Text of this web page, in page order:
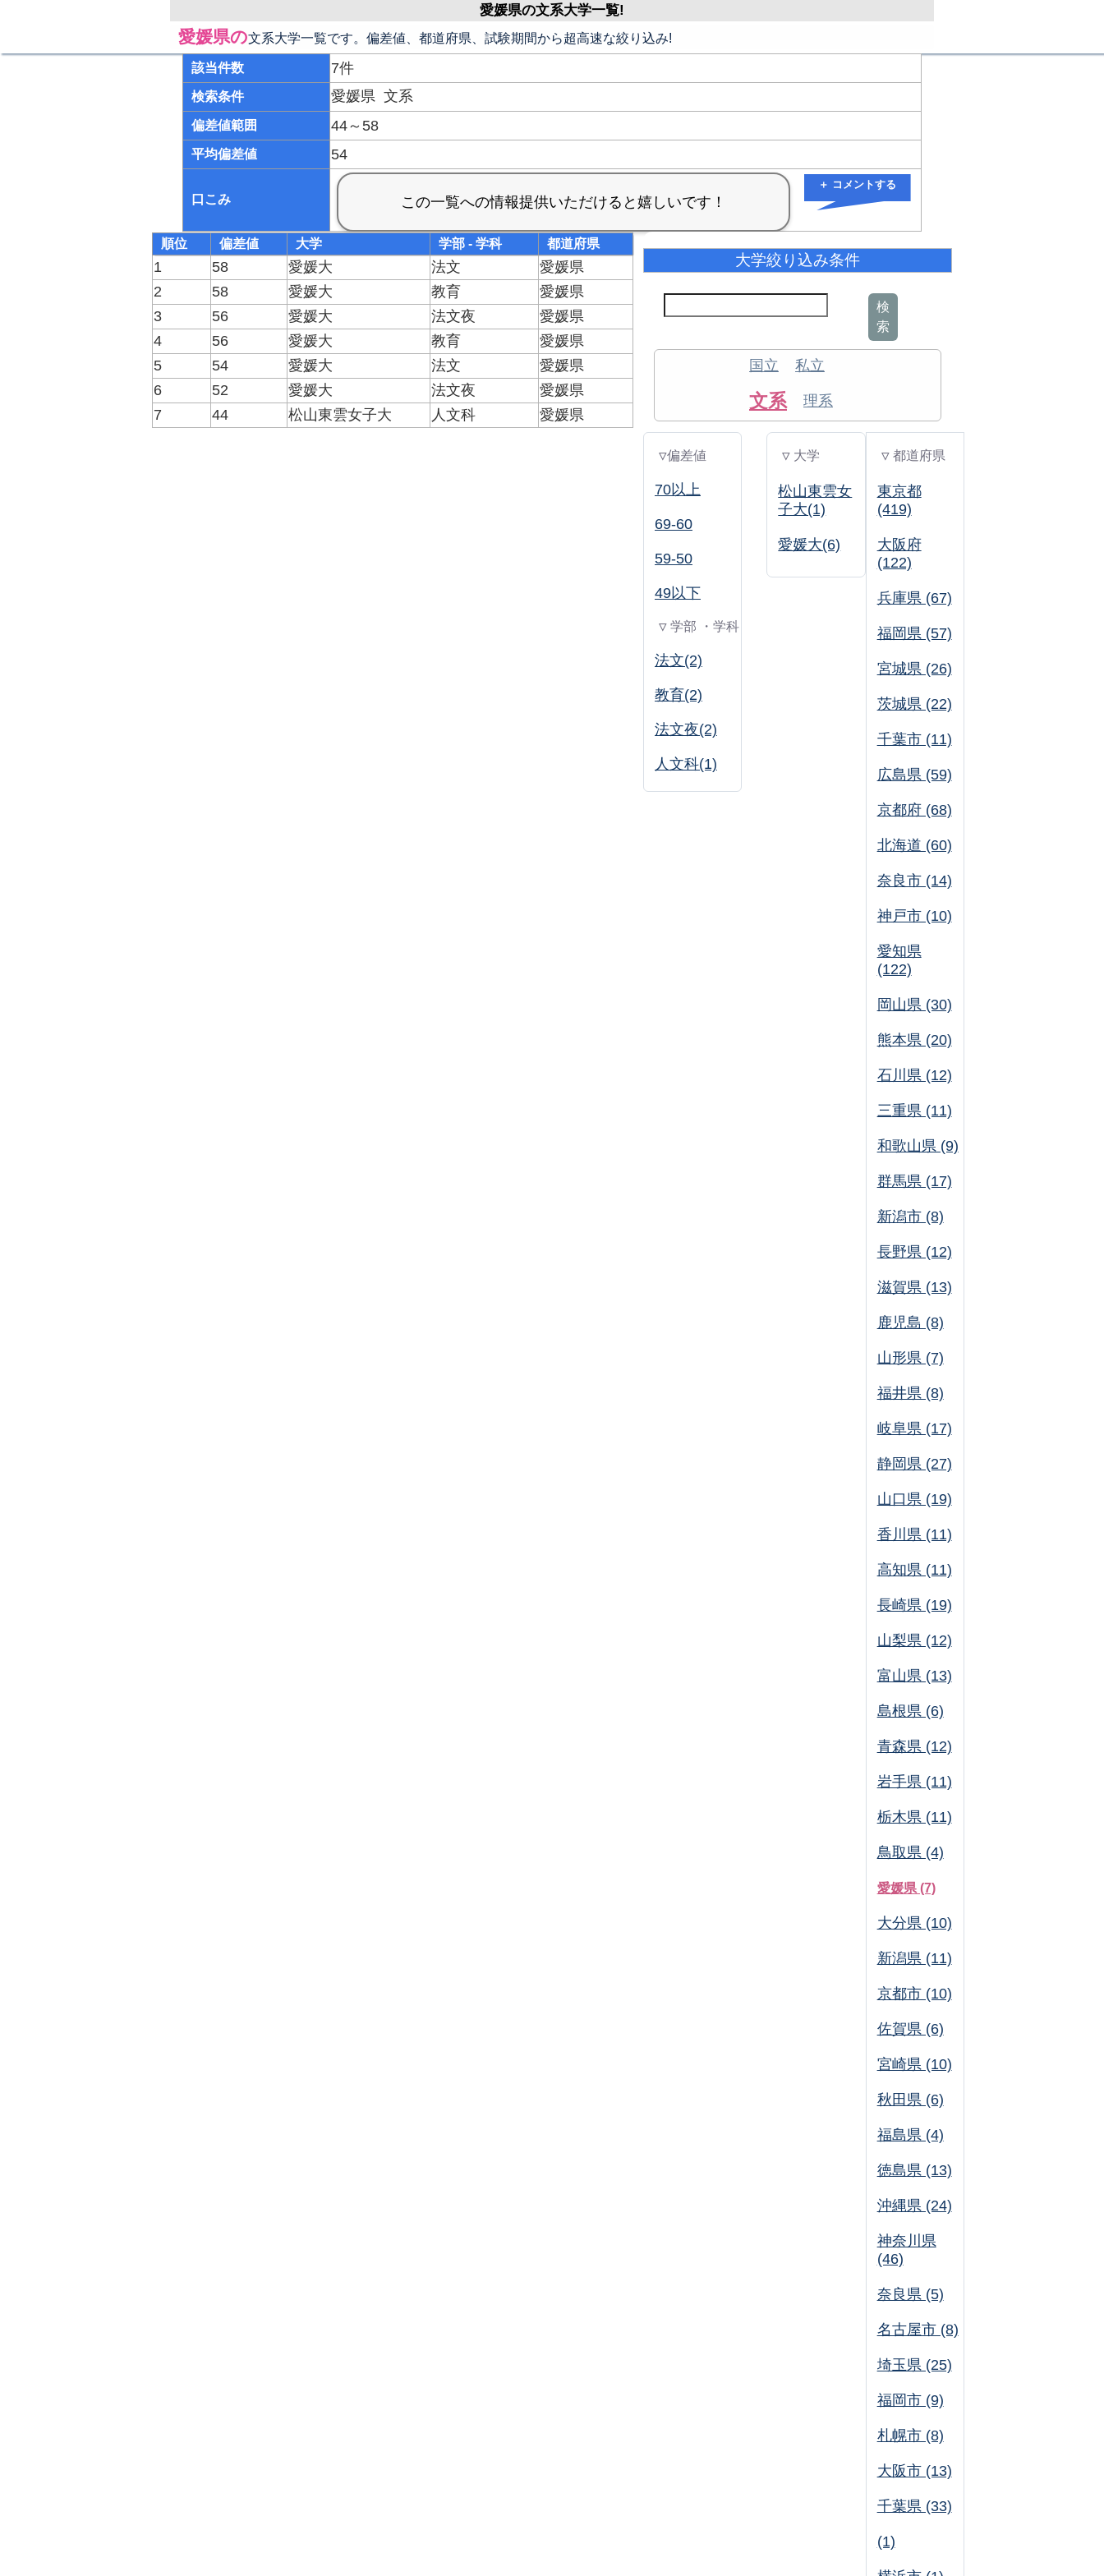
愛媛県の文系大学一覧!
愛媛県の文系大学一覧です。偏差値、都道府県、試験期間から超高速な絞り込み!
該当件数 7件
検索条件 愛媛県 文系
偏差値範囲 44～58
平均偏差値 54
口こみ
＋ コメントする
順位 偏差値 大学 学部 - 学科 都道府県
1 58 愛媛大 法文
愛媛県
2
58 愛媛大 教育
愛媛県
3
56 愛媛大 法文夜
愛媛県
4
56 愛媛大 教育
愛媛県
5
54 愛媛大 法文
愛媛県
6
52 愛媛大 法文夜
愛媛県
7
44 松山東雲女子大 人文科 愛媛県
大学絞り込み条件
検
索
国立 私立
文系 理系
▽偏差値
70以上
69-60
59-50
49以下
▽ 学部 ・学科
法文(2)
教育(2)
法文夜(2)
人文科(1)
▽ 大学
松山東雲女
子大(1)
愛媛大(6)
▽ 都道府県
東京都
(419)
大阪府
(122)
兵庫県 (67)
福岡県 (57)
宮城県 (26)
茨城県 (22)
千葉市 (11)
広島県 (59)
京都府 (68)
北海道 (60)
奈良市 (14)
神戸市 (10)
愛知県
(122)
岡山県 (30)
熊本県 (20)
石川県 (12)
三重県 (11)
和歌山県 (9)
群馬県 (17)
新潟市 (8)
長野県 (12)
滋賀県 (13)
鹿児島 (8)
山形県 (7)
福井県 (8)
岐阜県 (17)
静岡県 (27)
山口県 (19)
香川県 (11)
高知県 (11)
長崎県 (19)
山梨県 (12)
富山県 (13)
島根県 (6)
青森県 (12)
岩手県 (11)
栃木県 (11)
鳥取県 (4)
愛媛県 (7)
大分県 (10)
新潟県 (11)
京都市 (10)
佐賀県 (6)
宮崎県 (10)
秋田県 (6)
福島県 (4)
徳島県 (13)
沖縄県 (24)
神奈川県
(46)
奈良県 (5)
名古屋市 (8)
埼玉県 (25)
福岡市 (9)
札幌市 (8)
大阪市 (13)
千葉県 (33)
(1)